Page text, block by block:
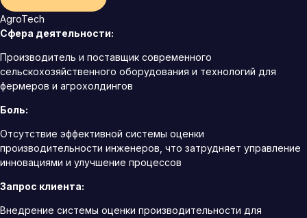
AgroTech
Сфера деятельности:
Производитель и поставщик современного
сельскохозяйственного оборудования и технологий для
фермеров и агрохолдингов
Боль:
Отсутствие эффективной системы оценки
производительности инженеров, что затрудняет управление
инновациями и улучшение процессов
Запрос клиента:
Внедрение системы оценки производительности для